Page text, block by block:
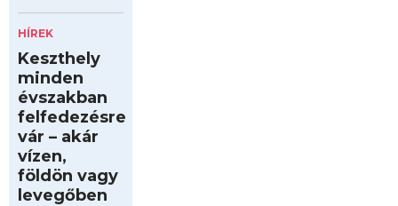
HÍREK
Keszthely
minden
évszakban
felfedezésre
vár – akár
vízen,
földön vagy
levegőben